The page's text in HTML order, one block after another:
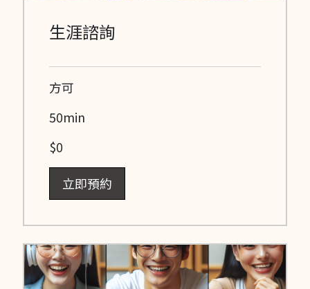
生涯諮詢
方可
50min
$0
立即預約